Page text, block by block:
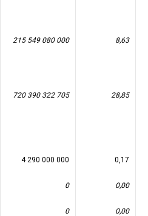
215 549 080 000 8,63
720 390 322 705 28,85
4 290 000 000 0,17
0 0,00
0 0,00